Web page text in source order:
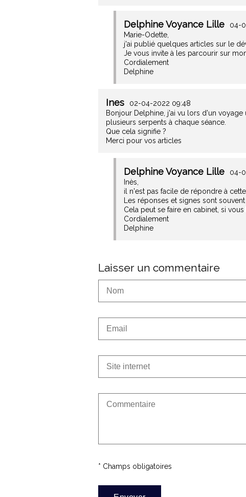
Delphine Voyance Lille 04-
Marie-Odette,
j'ai publié quelques articles sur le
Je vous invite à les parcourir sur
Cordialement
Delphine
Ines 02-04-2022 09:48
Bonjour Delphine, j'ai vu lors d'un
plusieurs serpents à chaque séance.
Que cela signifie ?
Merci pour vos articles
Delphine Voyance Lille 04-
Inès,
il n'est pas facile de répondre à
Les réponses et signes sont
Cela peut se faire en cabinet, si vous
Cordialement
Delphine
Laisser un commentaire
* Champs obligatoires